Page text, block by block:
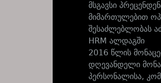
მსგავსი
მიმართულებით
შესაძლებლობას
HRM ალდაგში
2016 წლის
დღევანდელი
პერსონალისა,